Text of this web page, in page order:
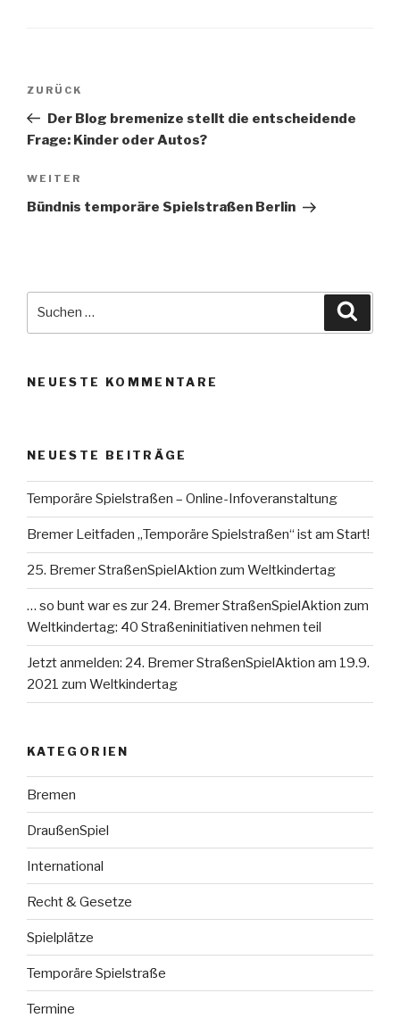
Beitragsnavigation
Vorheriger
Beitrag
ZURÜCK
Der Blog bremenize stellt die entscheidende
Frage: Kinder oder Autos?
Nächster
Beitrag
WEITER
Bündnis temporäre Spielstraßen Berlin
NEUESTE KOMMENTARE
NEUESTE BEITRÄGE
Temporäre Spielstraßen – Online-Infoveranstaltung
Bremer Leitfaden „Temporäre Spielstraßen“ ist am Start!
25. Bremer StraßenSpielAktion zum Weltkindertag
… so bunt war es zur 24. Bremer StraßenSpielAktion zum
Weltkindertag: 40 Straßeninitiativen nehmen teil
Jetzt anmelden: 24. Bremer StraßenSpielAktion am 19.9.
2021 zum Weltkindertag
KATEGORIEN
Bremen
DraußenSpiel
International
Recht & Gesetze
Spielplätze
Temporäre Spielstraße
Termine